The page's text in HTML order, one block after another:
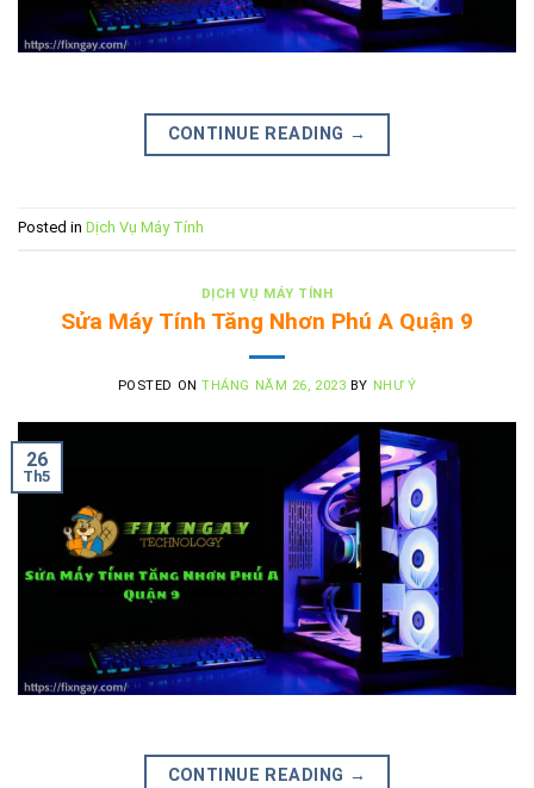
CONTINUE READING →
Posted in Dịch Vụ Máy Tính
DỊCH VỤ MÁY TÍNH
Sửa Máy Tính Tăng Nhơn Phú A Quận 9
POSTED ONTHÁNG NĂM 26, 2023 BY NHƯ Ý
26
Th5
CONTINUE READING →